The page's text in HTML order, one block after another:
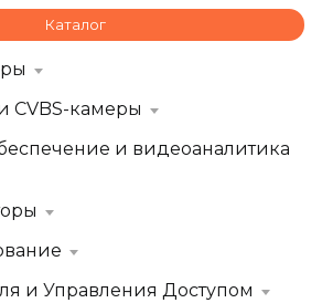
Каталог
CVBS-камеры
и видеоаналитика
и Управления Доступом